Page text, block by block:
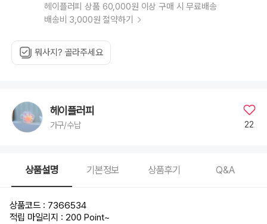
헤이플러피 상품 60,000원 이상 구매 시 무료배송
배송비 3,000원 절약하기
뭐사지? 골라주세요
헤이플러피
가구/수납 22
상품설명 기본정보 상품후기 Q&A
상품코드 : 7366534
적립 마일리지 : 200 Point~